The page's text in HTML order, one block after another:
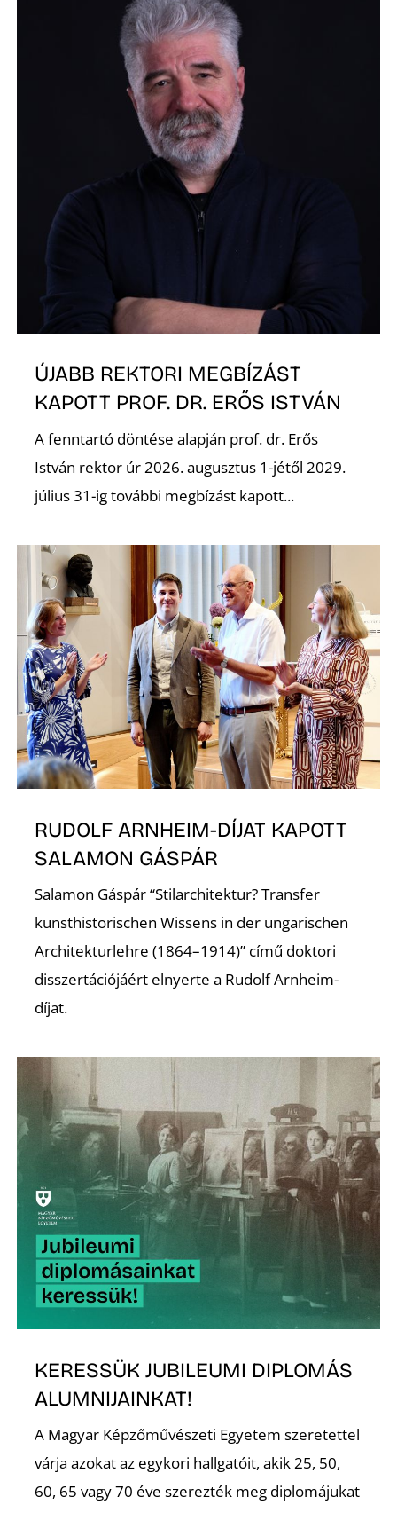
ÚJABB REKTORI MEGBÍZÁST
KAPOTT PROF. DR. ERŐS ISTVÁN
A fenntartó döntése alapján prof. dr. Erős
István rektor úr 2026. augusztus 1-jétől 2029.
július 31-ig további megbízást kapott...
RUDOLF ARNHEIM-DÍJAT KAPOTT
SALAMON GÁSPÁR
Salamon Gáspár “Stilarchitektur? Transfer
kunsthistorischen Wissens in der ungarischen
Architekturlehre (1864–1914)” című doktori
disszertációjáért elnyerte a Rudolf Arnheim-
díjat.
KERESSÜK JUBILEUMI DIPLOMÁS
ALUMNIJAINKAT!
A Magyar Képzőművészeti Egyetem szeretettel
várja azokat az egykori hallgatóit, akik 25, 50,
60, 65 vagy 70 éve szerezték meg diplomájukat